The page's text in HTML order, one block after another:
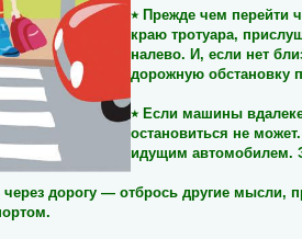
٭ Прежде чем перейти
краю тротуара,
налево. И, если нет
дорожную обстановку
٭ Если машины
остановиться не
идущим автомобилем.
дорогу — отбрось другие мысли,